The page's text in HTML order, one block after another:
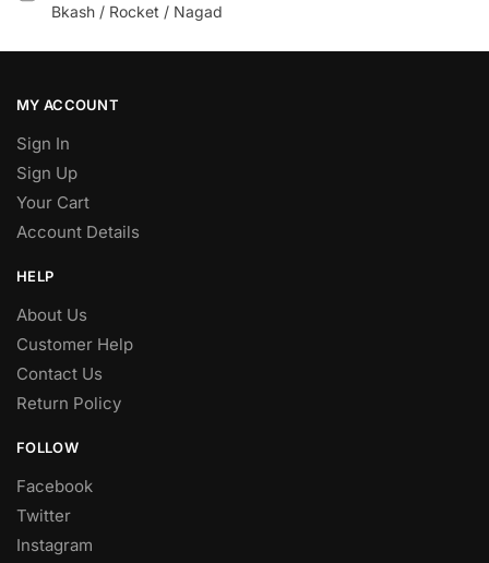
Bkash / Rocket / Nagad
MY ACCOUNT
Sign In
Sign Up
Your Cart
Account Details
HELP
About Us
Customer Help
Contact Us
Return Policy
FOLLOW
Facebook
Twitter
Instagram